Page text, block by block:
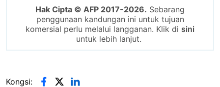
Hak Cipta © AFP 2017-2026. Sebarang
penggunaan kandungan ini untuk tujuan
komersial perlu melalui langganan. Klik di sini
untuk lebih lanjut.
Kongsi: